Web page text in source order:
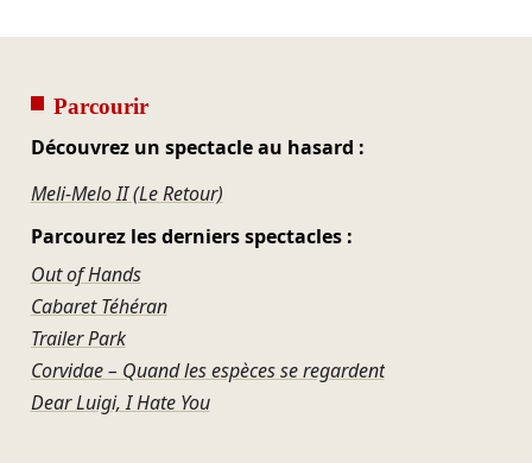
Parcourir
Découvrez un spectacle au hasard :
Meli-Melo II (Le Retour)
Parcourez les derniers spectacles :
Out of Hands
Cabaret Téhéran
Trailer Park
Corvidae – Quand les espèces se regardent
Dear Luigi, I Hate You